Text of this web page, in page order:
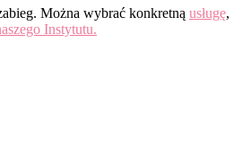
Można wybrać konkretną usługę,
Instytutu.